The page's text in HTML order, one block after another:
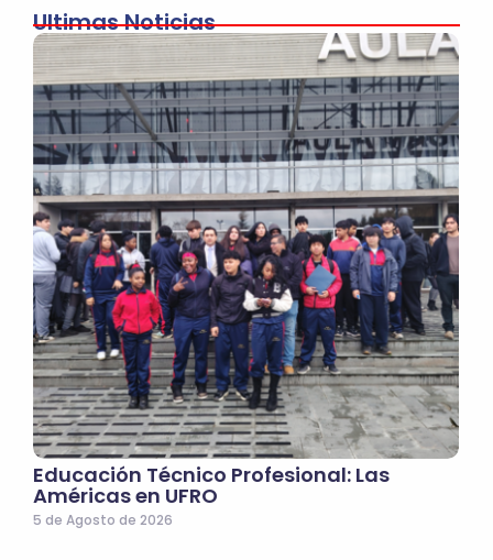
Ultimas Noticias
Educación Técnico Profesional: Las
Américas en UFRO
5 de Agosto de 2026